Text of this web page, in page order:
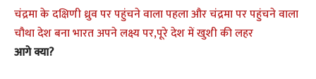
चंद्रमा के दक्षिणी ध्रुव पर पहुंचने वाला पहला और चंद्रमा पर पहुंचने वाला
चौथा देश बना भारत अपने लक्ष्य पर,पूरे देश में खुशी की लहर
आगे क्या?